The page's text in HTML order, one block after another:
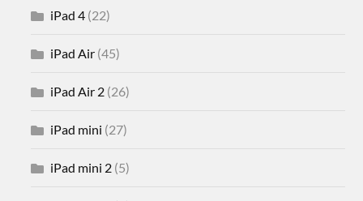
iPad 4 (22)
iPad Air (45)
iPad Air 2 (26)
iPad mini (27)
iPad mini 2 (5)